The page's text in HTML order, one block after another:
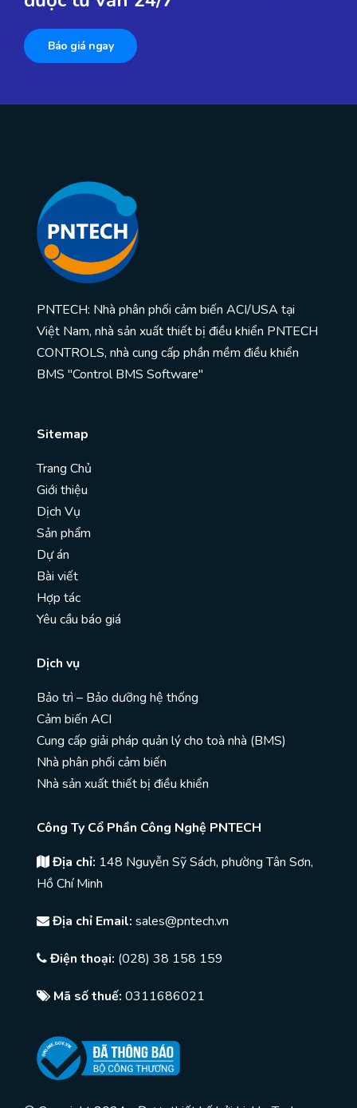
Báo giá ngay
PNTECH: Nhà phân phối cảm biến ACI/USA tại
Việt Nam, nhà sản xuất thiết bị điều khiển PNTECH
CONTROLS, nhà cung cấp phần mềm điều khiển
BMS "Control BMS Software"
Sitemap
Trang Chủ
Giới thiệu
Dịch Vụ
Sản phẩm
Dự án
Bài viết
Hợp tác
Yêu cầu báo giá
Dịch vụ
Bảo trì – Bảo dưỡng hệ thống
Cảm biến ACI
Cung cấp giải pháp quản lý cho toà nhà (BMS)
Nhà phân phối cảm biến
Nhà sản xuất thiết bị điều khiển
Công Ty Cổ Phần Công Nghệ PNTECH
Địa chỉ: 148 Nguyễn Sỹ Sách, phường Tân Sơn,
Hồ Chí Minh
Địa chỉ Email: sales@pntech.vn
Điện thoại: (028) 38 158 159
Mã số thuế: 0311686021